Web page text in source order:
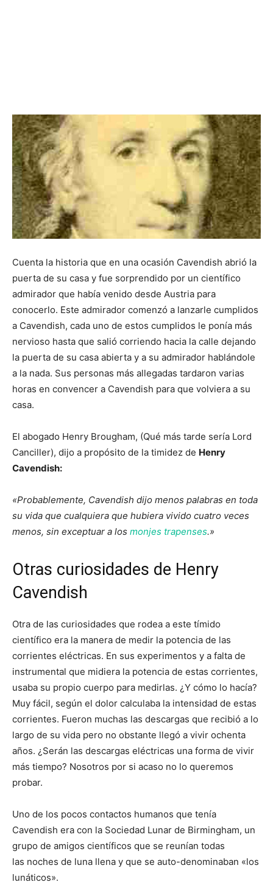
Cuenta la historia que en una ocasión Cavendish abrió la
puerta de su casa y fue sorprendido por un científico
admirador que había venido desde Austria para
conocerlo. Este admirador comenzó a lanzarle cumplidos
a Cavendish, cada uno de estos cumplidos le ponía más
nervioso hasta que salió corriendo hacia la calle dejando
la puerta de su casa abierta y a su admirador hablándole
a la nada. Sus personas más allegadas tardaron varias
horas en convencer a Cavendish para que volviera a su
casa.
El abogado Henry Brougham, (Qué más tarde sería Lord
Canciller), dijo a propósito de la timidez de Henry
Cavendish:
«Probablemente, Cavendish dijo menos palabras en toda
su vida que cualquiera que hubiera vivido cuatro veces
menos, sin exceptuar a los monjes trapenses.»
Otras curiosidades de Henry
Cavendish
Otra de las curiosidades que rodea a este tímido
científico era la manera de medir la potencia de las
corrientes eléctricas. En sus experimentos y a falta de
instrumental que midiera la potencia de estas corrientes,
usaba su propio cuerpo para medirlas. ¿Y cómo lo hacía?
Muy fácil, según el dolor calculaba la intensidad de estas
corrientes. Fueron muchas las descargas que recibió a lo
largo de su vida pero no obstante llegó a vivir ochenta
años. ¿Serán las descargas eléctricas una forma de vivir
más tiempo? Nosotros por si acaso no lo queremos
probar.
Uno de los pocos contactos humanos que tenía
Cavendish era con la Sociedad Lunar de Birmingham, un
grupo de amigos científicos que se reunían todas
las noches de luna llena y que se auto-denominaban «los
lunáticos».